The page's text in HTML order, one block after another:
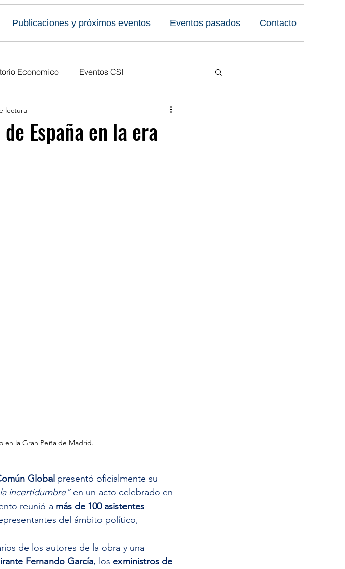
Publicaciones y próximos eventos Eventos pasados Contacto
Economico Eventos CSI
Últimas publicaciones
Foro
España en la era
lectura
en la Gran Peña de Madrid.
Global presentó oficialmente su
incertidumbre” en un acto celebrado en
reunió a más de 100 asistentes
del ámbito político,
de los autores de la obra y una
Fernando García, los exministros de